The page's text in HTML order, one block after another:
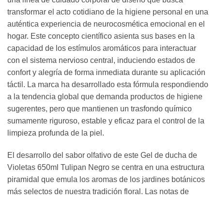
transformar el acto cotidiano de la higiene personal en una
auténtica experiencia de neurocosmética emocional en el
hogar. Este concepto científico asienta sus bases en la
capacidad de los estímulos aromáticos para interactuar
con el sistema nervioso central, induciendo estados de
confort y alegría de forma inmediata durante su aplicación
táctil. La marca ha desarrollado esta fórmula respondiendo
a la tendencia global que demanda productos de higiene
sugerentes, pero que mantienen un trasfondo químico
sumamente riguroso, estable y eficaz para el control de la
limpieza profunda de la piel.
El desarrollo del sabor olfativo de este Gel de ducha de
Violetas 650ml Tulipan Negro se centra en una estructura
piramidal que emula los aromas de los jardines botánicos
más selectos de nuestra tradición floral. Las notas de